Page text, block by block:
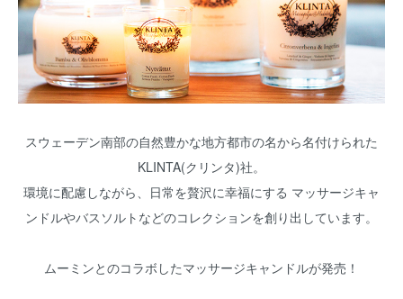
スウェーデン南部の自然豊かな地方都市の名から名付けられた
KLINTA(クリンタ)社。
環境に配慮しながら、日常を贅沢に幸福にする マッサージキャ
ンドルやバスソルトなどのコレクションを創り出しています。
ムーミンとのコラボしたマッサージキャンドルが発売！